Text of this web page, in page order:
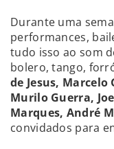
Durante uma
performances,
tudo isso ao som
bolero, tango,
de Jesus,
Murilo Guerra,
Marques, André
convidados para